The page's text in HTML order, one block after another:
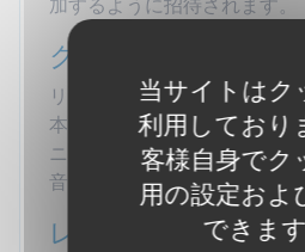
クラス
リーディング＆オーラルコミ
本スキル、文法、イディオム
ニング＆スピーキング、チャ
音。
レベル
当サイトはク
利用しており
客様自身でク
用の設定およ
できます